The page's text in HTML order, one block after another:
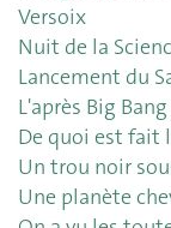
Versoix
Nuit de la
Lancement du
L'après Big
De quoi est fait
Un trou noir
Une planète